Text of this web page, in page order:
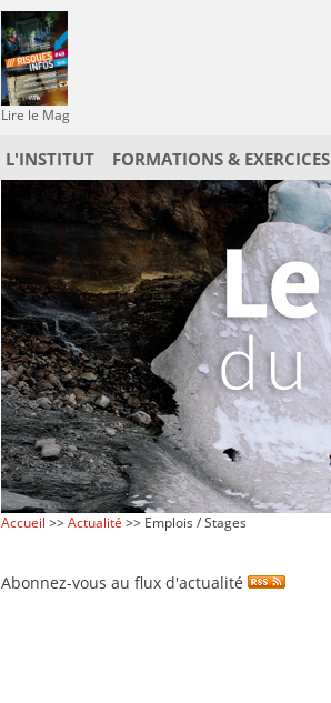
Lire le Mag
L'INSTITUT FORMATIONS & EXERCICES
Accueil >>Actualité >> Emplois / Stages
Abonnez-vous au flux d'actualité